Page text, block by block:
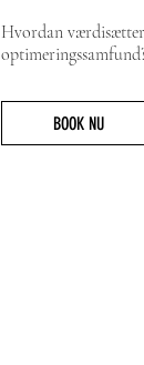
Hvordan
BOOK NU